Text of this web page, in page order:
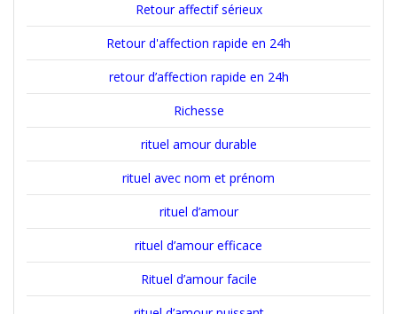
Retour affectif sérieux
Retour d'affection rapide en 24h
retour d’affection rapide en 24h
Richesse
rituel amour durable
rituel avec nom et prénom
rituel d’amour
rituel d’amour efficace
Rituel d’amour facile